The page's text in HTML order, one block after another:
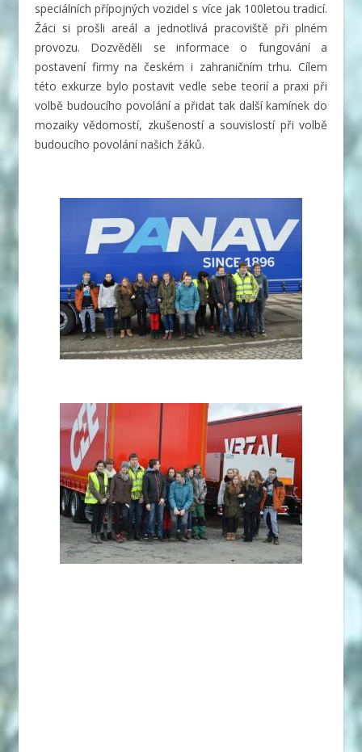
speciálních přípojných vozidel s více jak 100letou tradicí.
Žáci si prošli areál a jednotlivá pracoviště při plném
provozu. Dozvěděli se informace o fungování a
postavení firmy na českém i zahraničním trhu. Cílem
této exkurze bylo postavit vedle sebe teorií a praxi při
volbě budoucího povolání a přidat tak další kamínek do
mozaiky vědomostí, zkušeností a souvislostí při volbě
budoucího povolání našich žáků.